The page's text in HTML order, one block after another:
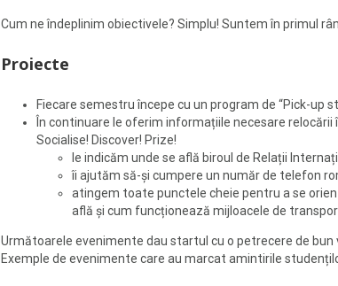
Cum ne îndeplinim obiectivele? Simplu! Suntem în primul
Proiecte
Fiecare semestru începe cu un program de “Pick-up
În continuare le oferim informațiile necesare
Socialise! Discover! Prize!
le indicăm unde se află biroul de Relații
îi ajutăm să-și cumpere un număr de telefon
atingem toate punctele cheie pentru a se
află și cum funcționează mijloacele de
Următoarele evenimente dau startul cu o petrecere de
Exemple de evenimente care au marcat amintirile